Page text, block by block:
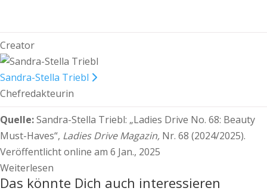
Creator
Sandra-Stella Triebl
Chefredakteurin
Quelle:Sandra-Stella Triebl: „Ladies Drive No. 68: Beauty
Must-Haves“, Ladies Drive Magazin, Nr. 68 (2024/2025).
Veröffentlicht online am 6 Jan., 2025
Weiterlesen
Das könnte Dich auch interessieren